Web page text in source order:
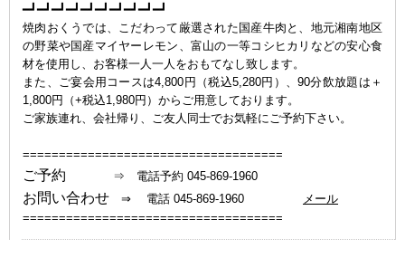
━┛━┛━┛━┛━┛━┛━┛━┛━┛━┛
焼肉おくうでは、こだわって厳選された国産牛肉と、地元湘南地区
の野菜や国産マイヤーレモン、富山の一等コシヒカリなどの安心食
材を使用し、お客様一人一人をおもてなし致します。
また、ご宴会用コースは4,800円（税込5,280円）、90分飲放題は＋
1,800円（+税込1,980円）からご用意しております。
ご家族連れ、会社帰り、ご友人同士でお気軽にご予約下さい。
====================================
ご予約 ⇒ 電話予約 045-869-1960
お問い合わせ ⇒ 電話 045-869-1960
メール
====================================